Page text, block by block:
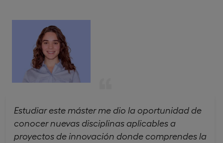
Estudiar este máster me dio la oportunidad de
conocer nuevas disciplinas aplicables a
proyectos de innovación donde comprendes la